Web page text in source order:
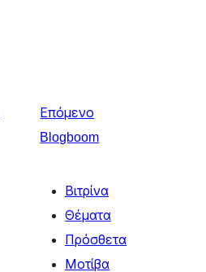
Επόμενο
Blogboom
Βιτρίνα
Θέματα
Πρόσθετα
Μοτίβα